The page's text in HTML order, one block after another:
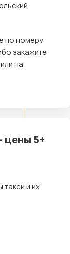
по номеру
закажите
на
цены 5+
и их